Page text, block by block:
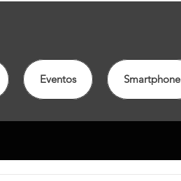
Eventos Smartphone